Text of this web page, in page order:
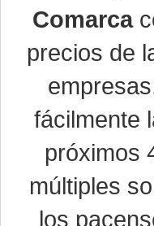
Comarca
precios de
fácilmente
próximos
múltiples
los